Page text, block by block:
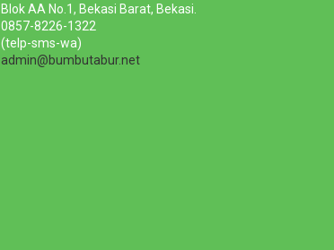
Blok AA No.1, Bekasi Barat, Bekasi.
0857-8226-1322
(telp-sms-wa)
admin@bumbutabur.net